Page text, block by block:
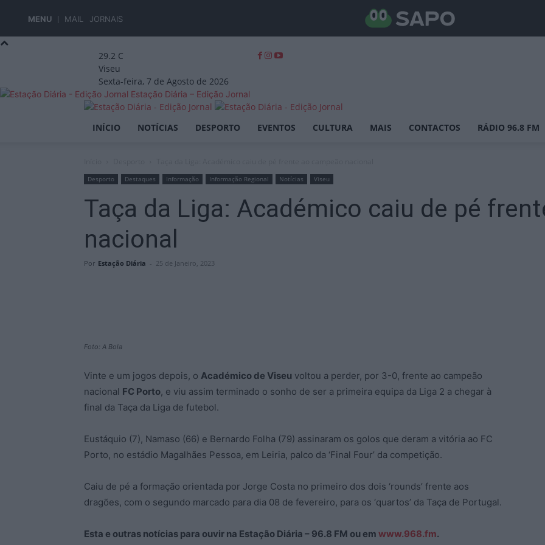
MENU MAIL JORNAIS
29.2 C
Viseu
Sexta-feira, 7 de Agosto de 2026
Estação Diária – Edição Jornal
INÍCIO NOTÍCIAS DESPORTO EVENTOS CULTURA MAIS CONTACTOS RÁDIO 96.8 FM
Desporto Destaques Informação Informação Regional Notícias Viseu
Taça da Liga: Académico caiu de pé
nacional
Por Estação Diária - 25 de Janeiro, 2023
Foto: A Bola
Vinte e um jogos depois, o Académico de Viseu voltou a perder, por 3-0, frente ao campeão
nacional FC Porto, e viu assim terminado o sonho de ser a primeira equipa da Liga 2 a chegar à
final da Taça da Liga de futebol.
Eustáquio (7), Namaso (66) e Bernardo Folha (79) assinaram os golos que deram a vitória ao FC
Porto, no estádio Magalhães Pessoa, em Leiria, palco da ‘Final Four’ da competição.
Caiu de pé a formação orientada por Jorge Costa no primeiro dos dois ‘rounds’ frente aos
dragões, com o segundo marcado para dia 08 de fevereiro, para os ‘quartos’ da Taça de Portugal.
Esta e outras notícias para ouvir na Estação Diária – 96.8 FM ou em www.968.fm.